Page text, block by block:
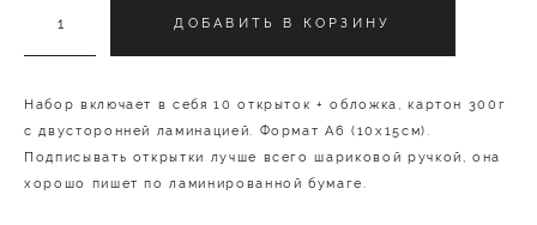
ДОБАВИТЬ В КОРЗИНУ
Набор включает в себя 10 открыток + обложка, картон 300г
с двусторонней ламинацией. Формат А6 (10х15см).
Подписывать открытки лучше всего шариковой ручкой, она
хорошо пишет по ламинированной бумаге.